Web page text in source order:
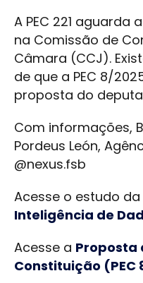
A PEC 221
na Comissão de
Câmara (CCJ).
de que a PEC 8/
proposta do
Com informações,
Pordeus León,
@nexus.fsb
Acesse o estudo da
Inteligência de
Acesse a Proposta
Constituição (PEC